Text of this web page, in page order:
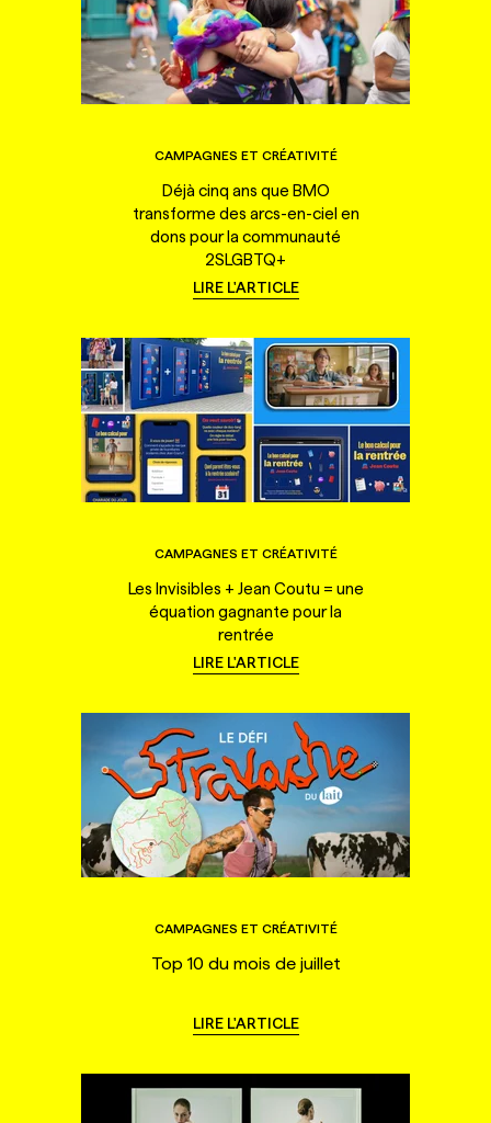
CAMPAGNES ET CRÉATIVITÉ
Déjà cinq ans que BMO
transforme des arcs-en-ciel en
dons pour la communauté
2SLGBTQ+
LIRE L'ARTICLE
CAMPAGNES ET CRÉATIVITÉ
Les Invisibles + Jean Coutu = une
équation gagnante pour la
rentrée
LIRE L'ARTICLE
CAMPAGNES ET CRÉATIVITÉ
Top 10 du mois de juillet
LIRE L'ARTICLE